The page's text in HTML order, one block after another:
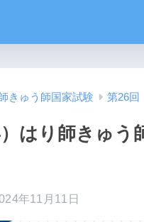
きゅう師国家試験 第26回
はり師きゅう
年11月11日